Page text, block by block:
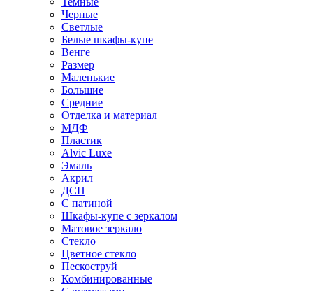
Черные
Светлые
Белые шкафы-купе
Венге
Размер
Маленькие
Большие
Средние
Отделка и материал
МДФ
Пластик
Alvic Luxe
Эмаль
Акрил
ДСП
С патиной
Шкафы-купе с зеркалом
Матовое зеркало
Стекло
Цветное стекло
Пескоструй
Комбинированные